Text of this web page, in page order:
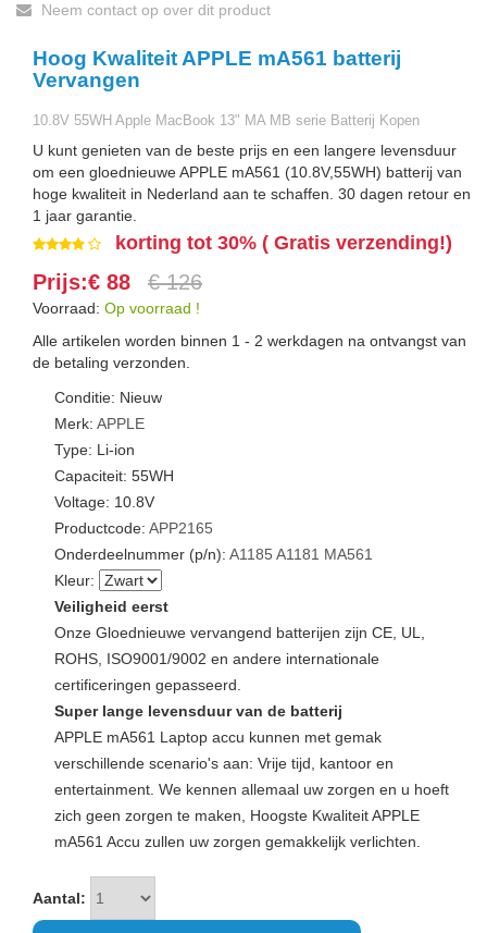
Neem contact op over dit product
Hoog Kwaliteit APPLE mA561 batterij
Vervangen
10.8V 55WH Apple MacBook 13" MA MB serie Batterij Kopen
U kunt genieten van de beste prijs en een langere levensduur
om een gloednieuwe APPLE mA561 (10.8V,55WH) batterij van
hoge kwaliteit in Nederland aan te schaffen. 30 dagen retour en
1 jaar garantie.
korting tot 30% ( Gratis verzending!)
Prijs:€ 88 € 126
Voorraad: Op voorraad !
Alle artikelen worden binnen 1 - 2 werkdagen na ontvangst van
de betaling verzonden.
Conditie: Nieuw
Merk: APPLE
Type: Li-ion
Capaciteit: 55WH
Voltage: 10.8V
Productcode: APP2165
Onderdeelnummer (p/n): A1185 A1181 MA561
Kleur:
Veiligheid eerst
Onze Gloednieuwe vervangend batterijen zijn CE, UL,
ROHS, ISO9001/9002 en andere internationale
certificeringen gepasseerd.
Super lange levensduur van de batterij
APPLE mA561 Laptop accu kunnen met gemak
verschillende scenario's aan: Vrije tijd, kantoor en
entertainment. We kennen allemaal uw zorgen en u hoeft
zich geen zorgen te maken, Hoogste Kwaliteit APPLE
mA561 Accu zullen uw zorgen gemakkelijk verlichten.
Aantal: